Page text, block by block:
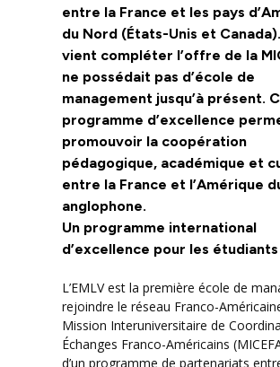
entre la France et les pays
du Nord (États-Unis et Canada).
vient compléter l’offre de la
ne possédait pas d’école de
management jusqu’à présent.
programme d’excellence
promouvoir la coopération
pédagogique, académique et
entre la France et l’Amérique
anglophone.
Un programme international
d’excellence pour les étudiants
L’EMLV est la première école de
rejoindre le réseau Franco-
Mission Interuniversitaire de
Échanges Franco-Américains
d’un programme de partenariats